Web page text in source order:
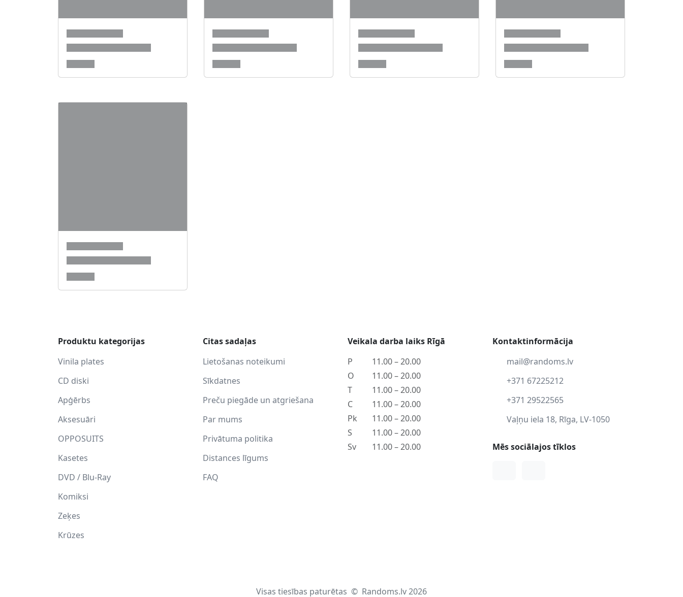
Produktu kategorijas
Vinila plates
CD diski
Apģērbs
Aksesuāri
OPPOSUITS
Kasetes
DVD / Blu-Ray
Komiksi
Zeķes
Krūzes
Citas sadaļas
Lietošanas noteikumi
Sīkdatnes
Preču piegāde un atgriešana
Par mums
Privātuma politika
Distances līgums
FAQ
Veikala darba laiks Rīgā
P
11.00 – 20.00
O
11.00 – 20.00
T
11.00 – 20.00
C
11.00 – 20.00
Pk
11.00 – 20.00
S
11.00 – 20.00
Sv
11.00 – 20.00
Kontaktinformācija
mail@randoms.lv
+371 67225212
+371 29522565
Vaļņu iela 18, Rīga, LV-1050
Mēs sociālajos tīklos
Visas tiesības paturētas © Randoms.lv 2026